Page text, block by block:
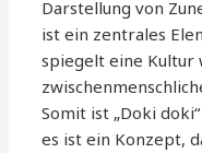
Darstellung von
ist ein zentrales
spiegelt eine Kultur
Somit ist „Doki
es ist ein Konzept,